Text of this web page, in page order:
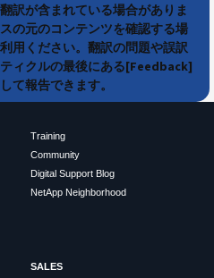
訳が含まれている場合がありま
の元のコンテンツを確認する場
用ください。翻訳の問題や誤訳
ィクルの最後にある[Feedback]
て報告できます。
Training
Community
Digital Support Blog
NetApp Neighborhood
SALES